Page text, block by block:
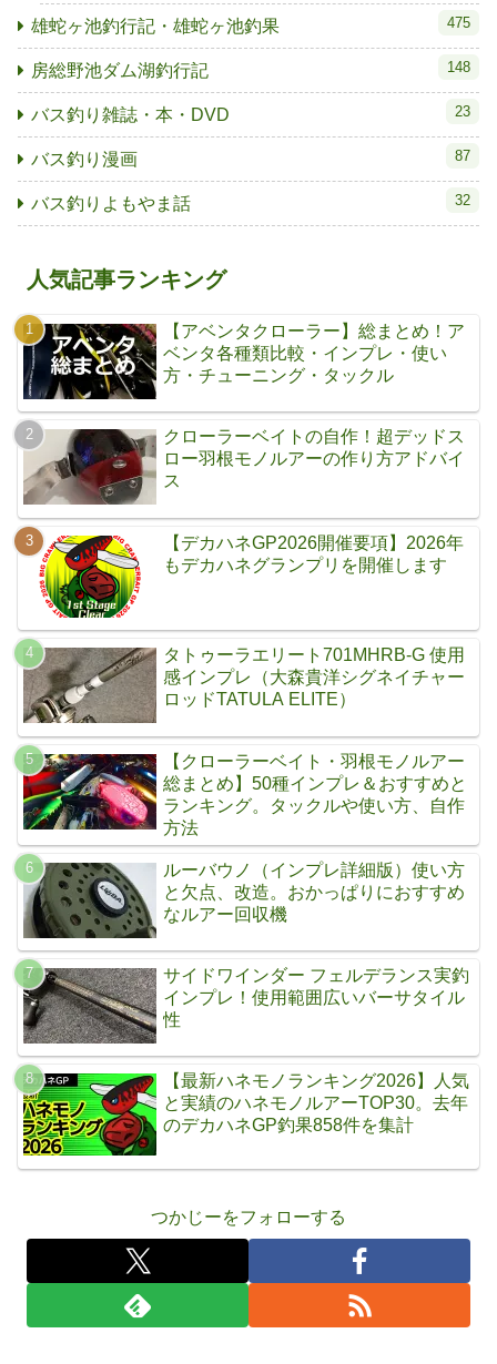
雄蛇ヶ池釣行記・雄蛇ヶ池釣果 475
房総野池ダム湖釣行記 148
バス釣り雑誌・本・DVD 23
バス釣り漫画 87
バス釣りよもやま話 32
人気記事ランキング
【アベンタクローラー】総まとめ！ア
ベンタ各種類比較・インプレ・使い
方・チューニング・タックル
クローラーベイトの自作！超デッドス
ロー羽根モノルアーの作り方アドバイ
ス
【デカハネGP2026開催要項】2026年
もデカハネグランプリを開催します
タトゥーラエリート701MHRB-G 使用
感インプレ（大森貴洋シグネイチャー
ロッドTATULA ELITE）
【クローラーベイト・羽根モノルアー
総まとめ】50種インプレ＆おすすめと
ランキング。タックルや使い方、自作
方法
ルーバウノ（インプレ詳細版）使い方
と欠点、改造。おかっぱりにおすすめ
なルアー回収機
サイドワインダー フェルデランス実釣
インプレ！使用範囲広いバーサタイル
性
【最新ハネモノランキング2026】人気
と実績のハネモノルアーTOP30。去年
のデカハネGP釣果858件を集計
つかじーをフォローする